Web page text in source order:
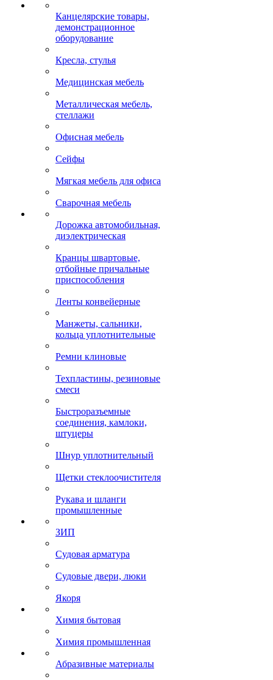
Канцелярские товары,
демонстрационное
оборудование
Кресла, стулья
Медицинская мебель
Металлическая мебель,
стеллажи
Офисная мебель
Сейфы
Мягкая мебель для офиса
Сварочная мебель
Дорожка автомобильная,
диэлектрическая
Кранцы швартовые,
отбойные причальные
приспособления
Ленты конвейерные
Манжеты, сальники,
кольца уплотнительные
Ремни клиновые
Техпластины, резиновые
смеси
Быстроразъемные
соединения, камлоки,
штуцеры
Шнур уплотнительный
Щетки стеклоочистителя
Рукава и шланги
промышленные
ЗИП
Судовая арматура
Судовые двери, люки
Якоря
Химия бытовая
Химия промышленная
Абразивные материалы